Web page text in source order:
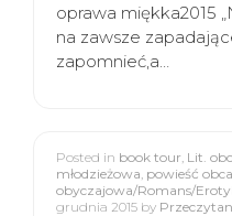
oprawa miękka2015
na zawsze
zapomnieć,a…
Posted in book tour, Lit.
młodzieżowa, powieść obca
obyczajowa/Romans/
grudnia 2015 by